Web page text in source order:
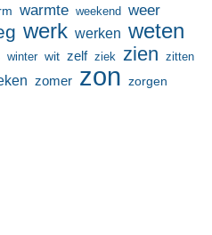
warmte weekend weer
werk werken weten
winter wit zelf ziek zien zitten
zomer zon zorgen